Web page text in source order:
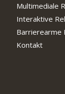
Multimediale
Interaktive
Barrierearme
Kontakt